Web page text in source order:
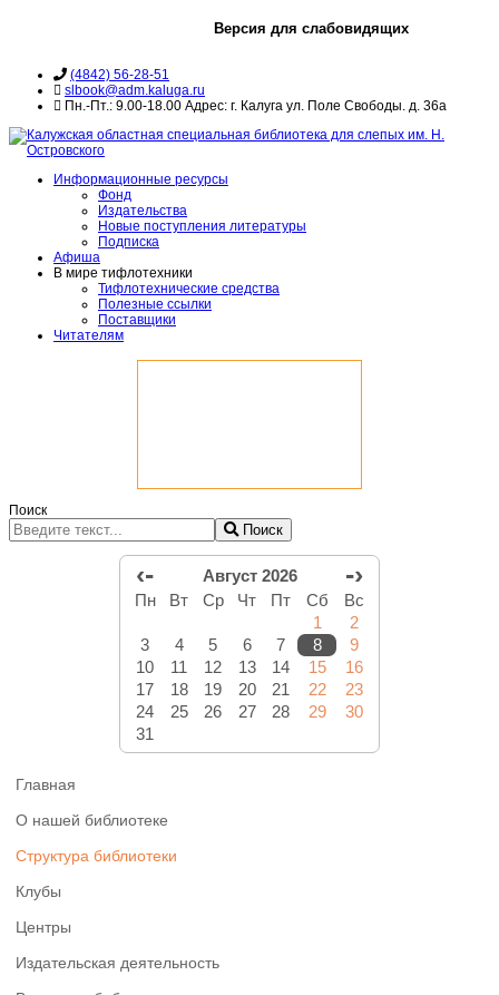
Версия для слабовидящих
(4842) 56-28-51
slbook@adm.kaluga.ru
Пн.-Пт.: 9.00-18.00 Адрес: г. Калуга ул. Поле Свободы. д. 36а
Информационные ресурсы
Фонд
Издательства
Новые поступления литературы
Подписка
Афиша
В мире тифлотехники
Тифлотехнические средства
Полезные ссылки
Поставщики
Читателям
Поиск
Поиск
‹- Август 2026 -›
Пн Вт Ср Чт Пт Сб
Вс
1
2
3
4 5 6 7 8
9
10
11 12 13 14 15
16
17
18 19 20 21 22
23
24
25 26 27 28 29
30
31
Главная
О нашей библиотеке
Структура библиотеки
Клубы
Центры
Издательская деятельность